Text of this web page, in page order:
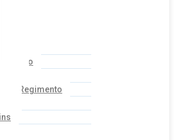
e Regimento